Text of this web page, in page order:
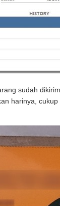
sudah
harinya,